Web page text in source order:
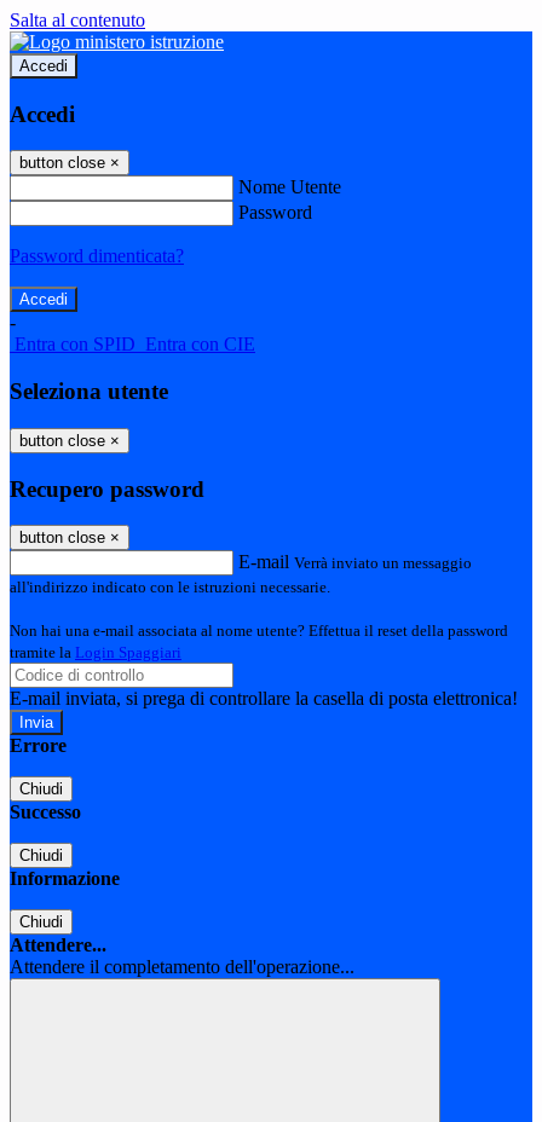
Salta al contenuto
Accedi
Accedi
button close ×
Nome Utente
Password
Password dimenticata?
-
Entra con SPID Entra con CIE
Seleziona utente
button close ×
Recupero password
button close ×
E-mail Verrà inviato un messaggio
all'indirizzo indicato con le istruzioni necessarie.
Non hai una e-mail associata al nome utente? Effettua il reset della password
tramite la Login Spaggiari
E-mail inviata, si prega di controllare la casella di posta elettronica!
Errore
Chiudi
Successo
Chiudi
Informazione
Chiudi
Attendere...
Attendere il completamento dell'operazione...